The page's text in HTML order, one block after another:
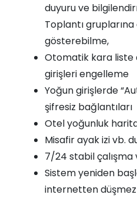
duyuru ve
Toplantı
gösterebilme,
Otomatik kara liste
girişleri engelleme
Yoğun girişlerde
şifresiz bağlantıları
Otel yoğunluk
Misafir ayak izi vb.
7/24 stabil çalışma
Sistem yeniden
internetten düşmez